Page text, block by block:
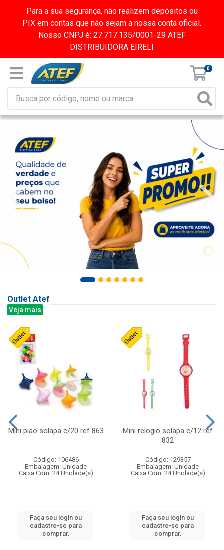
Para a sua segurança, não realizem depósitos ou
PIX em contas que não sejam a nossa conta oficial.
Nosso CNPJ é: 27.717.135/0001-29 ATEF
DISTRIBUIDORA EIRELI
0
Outlet Atef
Veja mais
Mini piao solapa c/20 ref 863
Código: 106486
Embalagem: Unidade
Caixa Com: 24 Unidade(s)
Faça seu login ou
cadastre-se para
comprar.
Mini relogio solapa c/12 ref
832
Código: 129357
Embalagem: Unidade
Caixa Com: 24 Unidade(s)
Faça seu login ou
cadastre-se para
comprar.